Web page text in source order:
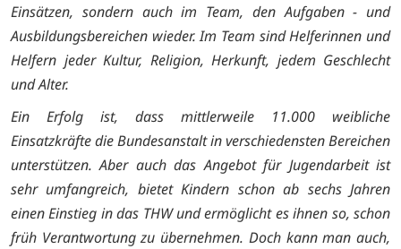
Einsätzen, sondern auch im Team, den Aufgaben - und
Ausbildungsbereichen wieder. Im Team sind Helferinnen und
Helfern jeder Kultur, Religion, Herkunft, jedem Geschlecht
und Alter.
Ein Erfolg ist, dass mittlerweile 11.000 weibliche
Einsatzkräfte die Bundesanstalt in verschiedensten Bereichen
unterstützen. Aber auch das Angebot für Jugendarbeit ist
sehr umfangreich, bietet Kindern schon ab sechs Jahren
einen Einstieg in das THW und ermöglicht es ihnen so, schon
früh Verantwortung zu übernehmen. Doch kann man auch,